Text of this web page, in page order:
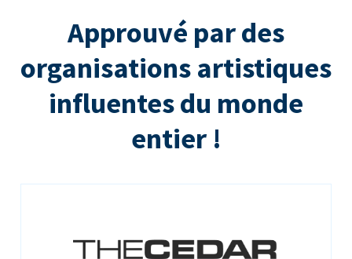
Approuvé par des
organisations artistiques
influentes du monde
entier !